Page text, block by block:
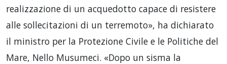
realizzazione di un acquedotto capace di resistere
alle sollecitazioni di un terremoto», ha dichiarato
il ministro per la Protezione Civile e le Politiche del
Mare, Nello Musumeci. «Dopo un sisma la